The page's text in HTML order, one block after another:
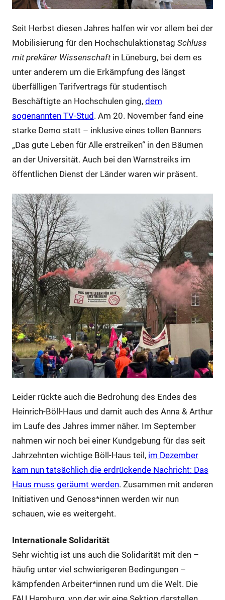
Seit Herbst diesen Jahres halfen wir vor allem bei der
Mobilisierung für den Hochschulaktionstag Schluss
mit prekärer Wissenschaftin Lüneburg, bei dem es
unter anderem um die Erkämpfung des längst
überfälligen Tarifvertrags für studentisch
Beschäftigte an Hochschulen ging, dem
sogenannten TV-Stud . Am 20. November fand eine
starke Demo statt – inklusive eines tollen Banners
„Das gute Leben für Alle erstreiken“ in den Bäumen
an der Universität. Auch bei den Warnstreiks im
öffentlichen Dienst der Länder waren wir präsent.
Leider rückte auch die Bedrohung des Endes des
Heinrich-Böll-Haus und damit auch des Anna & Arthur
im Laufe des Jahres immer näher. Im September
nahmen wir noch bei einer Kundgebung für das seit
Jahrzehnten wichtige Böll-Haus teil, im Dezember
kam nun tatsächlich die erdrückende Nachricht: Das
Haus muss geräumt werden. Zusammen mit anderen
Initiativen und Genoss*innen werden wir nun
schauen, wie es weitergeht.
Internationale Solidarität
Sehr wichtig ist uns auch die Solidarität mit den –
häufig unter viel schwierigeren Bedingungen –
kämpfenden Arbeiter*innen rund um die Welt. Die